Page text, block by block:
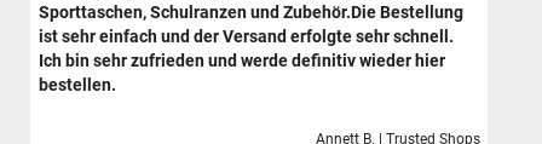
Sporttaschen, Schulranzen und Zubehör.Die Bestellung
ist sehr einfach und der Versand erfolgte sehr schnell.
Ich bin sehr zufrieden und werde definitiv wieder hier
bestellen.
Annett B. | Trusted Shops